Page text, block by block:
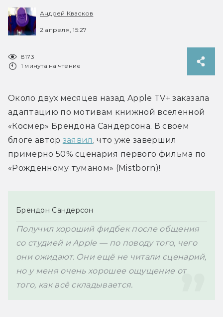
Андрей Квасков
2 апреля, 15:27
8173
1 минута на чтение
Около двух месяцев назад Apple TV+ заказала
адаптацию по мотивам книжной вселенной
«Космер» Брендона Сандерсона. В своем
блоге автор заявил , что уже завершил
примерно 50% сценария первого фильма по
«Рожденному туманом» (Mistborn)!
Брендон Сандерсон
Получил хороший фидбек после общения
со студией и Apple — по поводу того, чего
они ожидают. Они ещё не читали сценарий,
но у меня очень хорошее ощущение от
того, как всё складывается.